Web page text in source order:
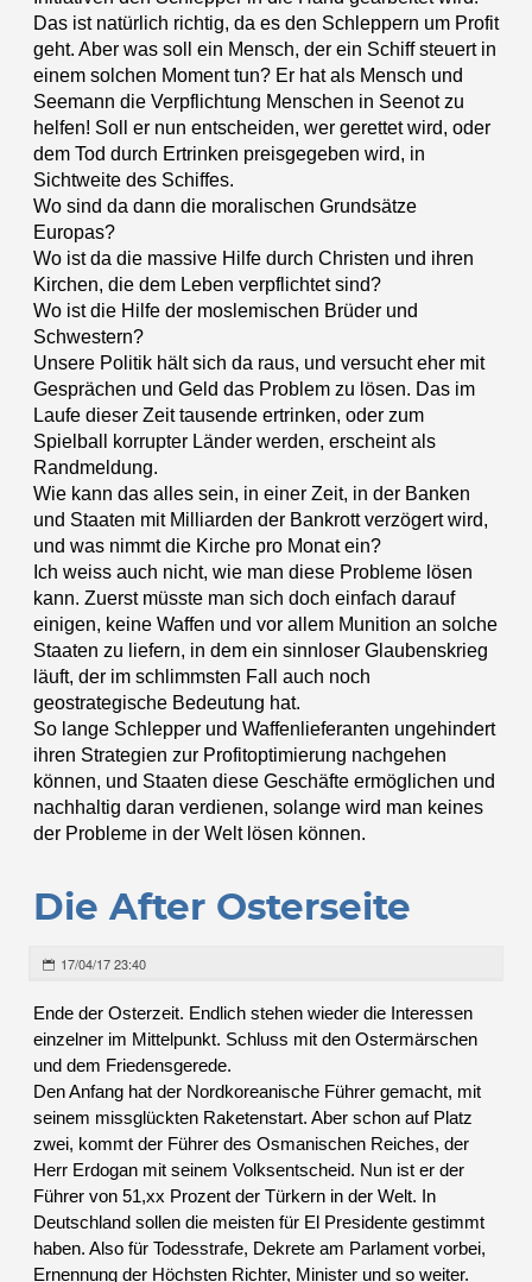
Das ist natürlich richtig, da es den Schleppern um Profit
geht. Aber was soll ein Mensch, der ein Schiff steuert in
einem solchen Moment tun? Er hat als Mensch und
Seemann die Verpflichtung Menschen in Seenot zu
helfen! Soll er nun entscheiden, wer gerettet wird, oder
dem Tod durch Ertrinken preisgegeben wird, in
Sichtweite des Schiffes.
Wo sind da dann die moralischen Grundsätze
Europas?
Wo ist da die massive Hilfe durch Christen und ihren
Kirchen, die dem Leben verpflichtet sind?
Wo ist die Hilfe der moslemischen Brüder und
Schwestern?
Unsere Politik hält sich da raus, und versucht eher mit
Gesprächen und Geld das Problem zu lösen. Das im
Laufe dieser Zeit tausende ertrinken, oder zum
Spielball korrupter Länder werden, erscheint als
Randmeldung.
Wie kann das alles sein, in einer Zeit, in der Banken
und Staaten mit Milliarden der Bankrott verzögert wird,
und was nimmt die Kirche pro Monat ein?
Ich weiss auch nicht, wie man diese Probleme lösen
kann. Zuerst müsste man sich doch einfach darauf
einigen, keine Waffen und vor allem Munition an solche
Staaten zu liefern, in dem ein sinnloser Glaubenskrieg
läuft, der im schlimmsten Fall auch noch
geostrategische Bedeutung hat.
So lange Schlepper und Waffenlieferanten ungehindert
ihren Strategien zur Profitoptimierung nachgehen
können, und Staaten diese Geschäfte ermöglichen und
nachhaltig daran verdienen, solange wird man keines
der Probleme in der Welt lösen können.
Die After Osterseite
17/04/17 23:40
Ende der Osterzeit. Endlich stehen wieder die Interessen
einzelner im Mittelpunkt. Schluss mit den Ostermärschen
und dem Friedensgerede.
Den Anfang hat der Nordkoreanische Führer gemacht, mit
seinem missglückten Raketenstart. Aber schon auf Platz
zwei, kommt der Führer des Osmanischen Reiches, der
Herr Erdogan mit seinem Volksentscheid. Nun ist er der
Führer von 51,xx Prozent der Türkern in der Welt. In
Deutschland sollen die meisten für El Presidente gestimmt
haben. Also für Todesstrafe, Dekrete am Parlament vorbei,
Ernennung der Höchsten Richter, Minister und so weiter.